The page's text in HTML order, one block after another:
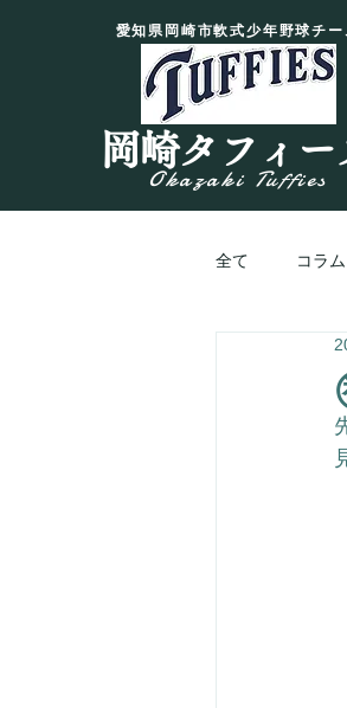
愛知県岡崎市軟式少年野球チー
岡崎タフィー
Okazaki Tuffies
全て コラム